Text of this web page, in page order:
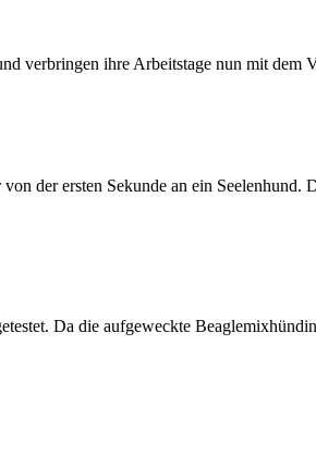
verbringen ihre Arbeitstage nun mit dem
der ersten Sekunde an ein Seelenhund.
Da die aufgeweckte